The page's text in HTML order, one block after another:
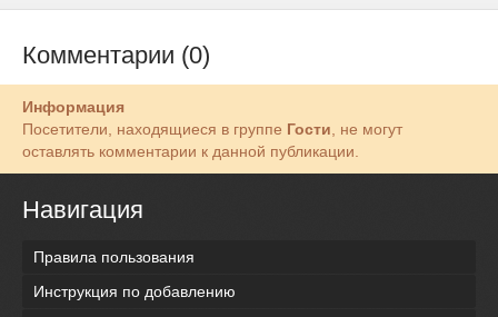
Комментарии (0)
Информация
Посетители, находящиеся в группе Гости, не могут
оставлять комментарии к данной публикации.
Навигация
Правила пользования
Инструкция по добавлению